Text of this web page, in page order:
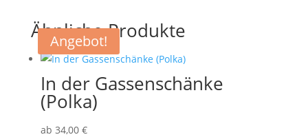
Ähnliche Produkte
In der Gassenschänke
(Polka)
ab 34,00 €
Angebot!